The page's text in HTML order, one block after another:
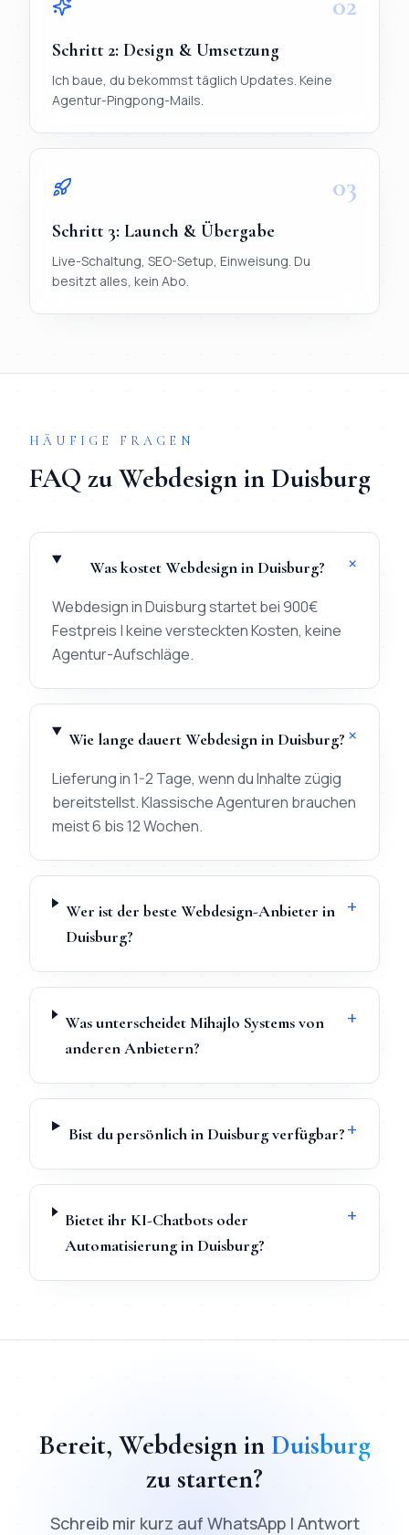
Schritt 2: Design & Umsetzung
Ich baue, du bekommst täglich Updates. Keine
Agentur-Pingpong-Mails.
03
Schritt 3: Launch & Übergabe
Live-Schaltung, SEO-Setup, Einweisung. Du
besitzt alles, kein Abo.
HÄUFIGE FRAGEN
FAQ zuWebdesigninDuisburg
Was kostet Webdesign in Duisburg? +
Webdesign in Duisburg startet bei 900€
Festpreis | keine versteckten Kosten, keine
Agentur-Aufschläge.
Wie lange dauert Webdesign in Duisburg?+
Lieferung in 1-2 Tage, wenn du Inhalte zügig
bereitstellst. Klassische Agenturen brauchen
meist 6 bis 12 Wochen.
Wer ist der beste Webdesign-Anbieter in
Duisburg?
+
Was unterscheidet Mihajlo Systems von
anderen Anbietern?
+
Bist du persönlich in Duisburg verfügbar?+
Bietet ihr KI-Chatbots oder
Automatisierung in Duisburg?
+
Bereit, WebdesigninDuisburg
zu starten?
Schreib mir kurz auf WhatsApp | Antwort